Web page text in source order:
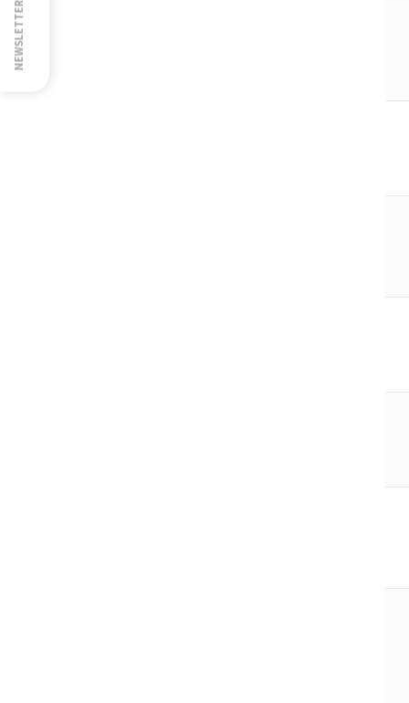
NEWSLETTER